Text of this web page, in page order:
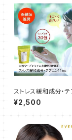
ストレス緩和成分・
で「夜眠れる」画期的
乃や プレミアム有機
¥2,500